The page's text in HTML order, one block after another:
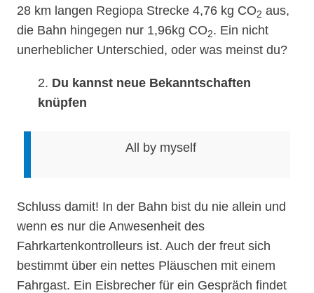
28 km langen Regiopa Strecke 4,76 kg CO2 aus,
die Bahn hingegen nur 1,96kg CO2. Ein nicht
unerheblicher Unterschied, oder was meinst du?
2. Du kannst neue Bekanntschaften
knüpfen
All by myself
Schluss damit! In der Bahn bist du nie allein und
wenn es nur die Anwesenheit des
Fahrkartenkontrolleurs ist. Auch der freut sich
bestimmt über ein nettes Pläuschen mit einem
Fahrgast. Ein Eisbrecher für ein Gespräch findet